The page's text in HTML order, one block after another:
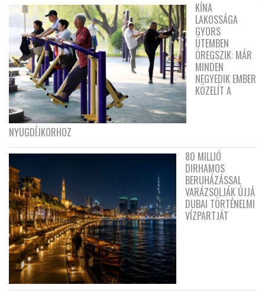
KÍNA
LAKOSSÁGA
GYORS
ÜTEMBEN
ÖREGSZIK: MÁR
MINDEN
NEGYEDIK EMBER
KÖZELÍT A
NYUGDÍJKORHOZ
80 MILLIÓ
DIRHAMOS
BERUHÁZÁSSAL
VARÁZSOLJÁK ÚJJÁ
DUBAI TÖRTÉNELMI
VÍZPARTJÁT